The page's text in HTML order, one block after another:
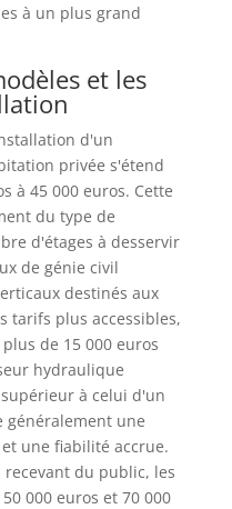
à un plus grand
et les
d'un
privée s'étend
à 45 000 euros. Cette
du type de
d'étages à desservir
de génie civil
destinés aux
tarifs plus accessibles,
de 15 000 euros
hydraulique
à celui d'un
généralement une
une fiabilité accrue.
du public, les
000 euros et 70 000